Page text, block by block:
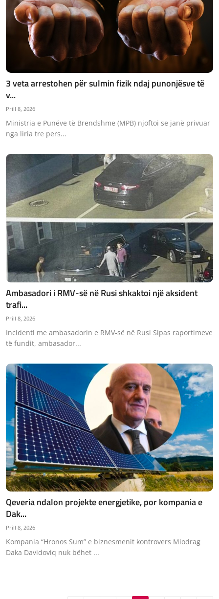
3 veta arrestohen për sulmin fizik ndaj punonjësve të
v...
Prill 8, 2026
Ministria e Punëve të Brendshme (MPB) njoftoi se janë privuar
nga liria tre pers...
Ambasadori i RMV-së në Rusi shkaktoi një aksident
trafi...
Prill 8, 2026
Incidenti me ambasadorin e RMV-së në Rusi Sipas raportimeve
të fundit, ambasador...
Qeveria ndalon projekte energjetike, por kompania e
Dak...
Prill 8, 2026
Kompania “Hronos Sum” e biznesmenit kontrovers Miodrag
Daka Davidoviq nuk bëhet ...